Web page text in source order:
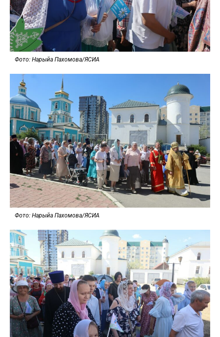
Фото: Нарыйа Пахомова/ЯСИА
Фото: Нарыйа Пахомова/ЯСИА